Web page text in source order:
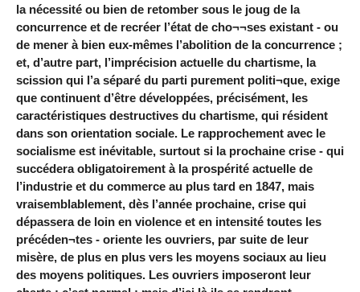
la nécessité ou bien de retomber sous le joug de la
concurrence et de recréer l’état de cho¬¬ses existant - ou
de mener à bien eux-mêmes l’abolition de la concurrence ;
et, d’autre part, l’imprécision actuelle du chartisme, la
scission qui l’a séparé du parti purement politi¬que, exige
que continuent d’être développées, précisément, les
caractéristiques destructives du chartisme, qui résident
dans son orientation sociale. Le rapprochement avec le
socialisme est inévitable, surtout si la prochaine crise - qui
succédera obligatoirement à la prospérité actuelle de
l’industrie et du commerce au plus tard en 1847, mais
vraisemblablement, dès l’année prochaine, crise qui
dépassera de loin en violence et en intensité toutes les
précéden¬tes - oriente les ouvriers, par suite de leur
misère, de plus en plus vers les moyens sociaux au lieu
des moyens politiques. Les ouvriers imposeront leur